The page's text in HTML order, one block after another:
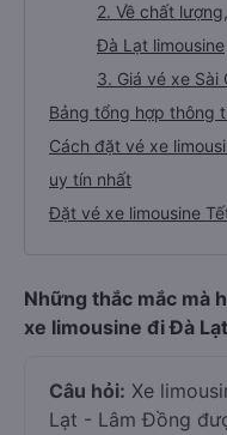
2. Về chất
Đà Lạt limousine
3. Giá vé xe Sài
Bảng tổng hợp thông
Cách đặt vé xe
uy tín nhất
Đặt vé xe limousine
Những thắc mắc mà
xe limousine đi Đà
Câu hỏi: Xe
Lạt - Lâm Đồng